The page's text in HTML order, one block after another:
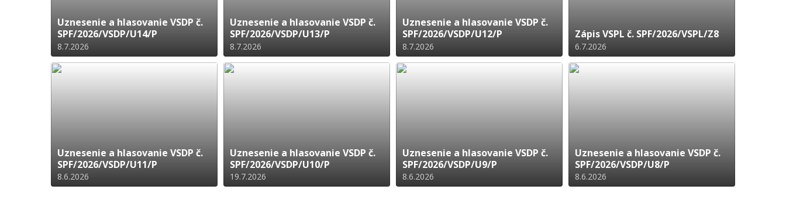
Uznesenie a hlasovanie VSDP č.
SPF/2026/VSDP/U14/P
8.7.2026
Uznesenie a hlasovanie VSDP č.
SPF/2026/VSDP/U13/P
8.7.2026
Uznesenie a hlasovanie VSDP č.
SPF/2026/VSDP/U12/P
8.7.2026
Zápis VSPL č. SPF/2026/VSPL/Z8
6.7.2026
Uznesenie a hlasovanie VSDP č.
SPF/2026/VSDP/U11/P
8.6.2026
Uznesenie a hlasovanie VSDP č.
SPF/2026/VSDP/U10/P
19.7.2026
Uznesenie a hlasovanie VSDP č.
SPF/2026/VSDP/U9/P
8.6.2026
Uznesenie a hlasovanie VSDP č.
SPF/2026/VSDP/U8/P
8.6.2026